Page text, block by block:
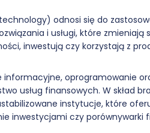
odnosi się do
i usługi, które zmieniają
inwestują czy korzystają z
informacyjne, oprogramowanie
usług finansowych. W skład
instytucje, które
inwestycjami czy porównywarki